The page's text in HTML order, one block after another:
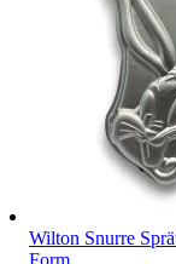
Wilton Snurre
Form